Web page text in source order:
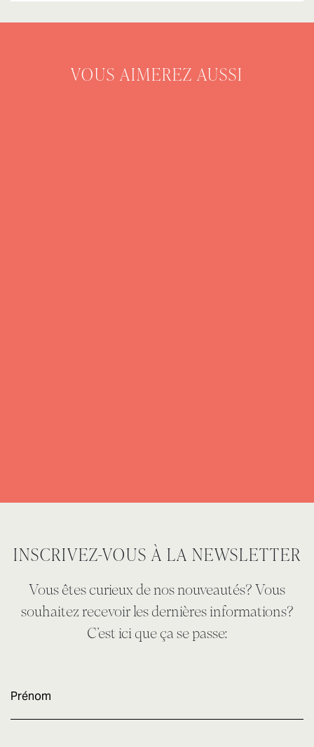
VOUS AIMEREZ AUSSI
INSCRIVEZ-VOUS À LA NEWSLETTER
Vous êtes curieux de nos nouveautés? Vous
souhaitez recevoir les dernières informations?
C’est ici que ça se passe:
Prénom